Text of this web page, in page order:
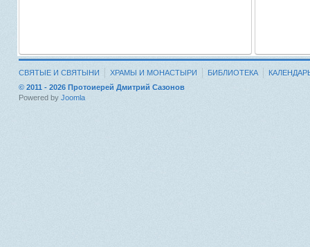
СВЯТЫЕ И СВЯТЫНИ ХРАМЫ И МОНАСТЫРИ БИБЛИОТЕКА
© 2011 - 2026 Протоиерей Дмитрий Сазонов
Powered by Joomla